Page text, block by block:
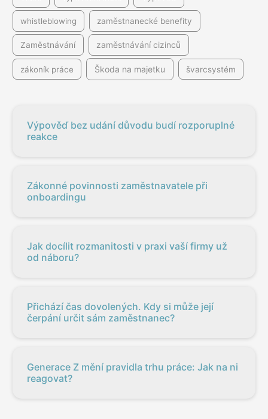
whistleblowing zaměstnanecké benefity
Zaměstnávání zaměstnávání cizinců
zákoník práce Škoda na majetku švarcsystém
Výpověď bez udání důvodu budí rozporuplné
reakce
Zákonné povinnosti zaměstnavatele při
onboardingu
Jak docílit rozmanitosti v praxi vaší firmy už
od náboru?
Přichází čas dovolených. Kdy si může její
čerpání určit sám zaměstnanec?
Generace Z mění pravidla trhu práce: Jak na ni
reagovat?